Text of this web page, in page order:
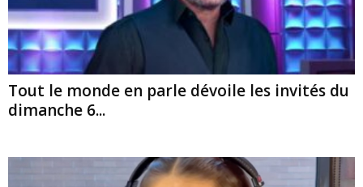
Tout le monde en parle dévoile les invités du
dimanche 6...